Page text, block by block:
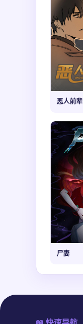
恶人前辈
尸妻